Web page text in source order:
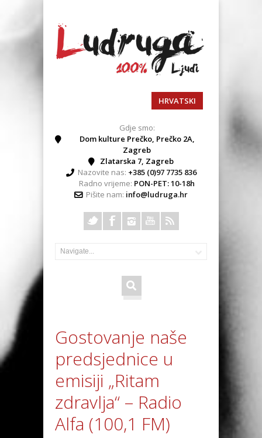
HRVATSKI
Gdje smo:
Dom kulture Prečko, Prečko 2A,
Zagreb
Zlatarska 7, Zagreb
Nazovite nas: +385 (0)97 7735 836
Radno vrijeme: PON-PET: 10-18h
Pišite nam: info@ludruga.hr
Gostovanje naše
predsjednice u
emisiji „Ritam
zdravlja“ – Radio
Alfa (100,1 FM)